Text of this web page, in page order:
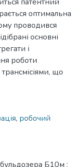
оптимальна
проводився
основні
і
роботи
що
, робочий
бульдозера Б10м :